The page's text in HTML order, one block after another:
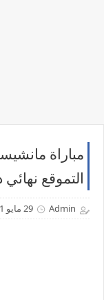
مباراة
التموقع نهائي
Admin 29 مايو 2021